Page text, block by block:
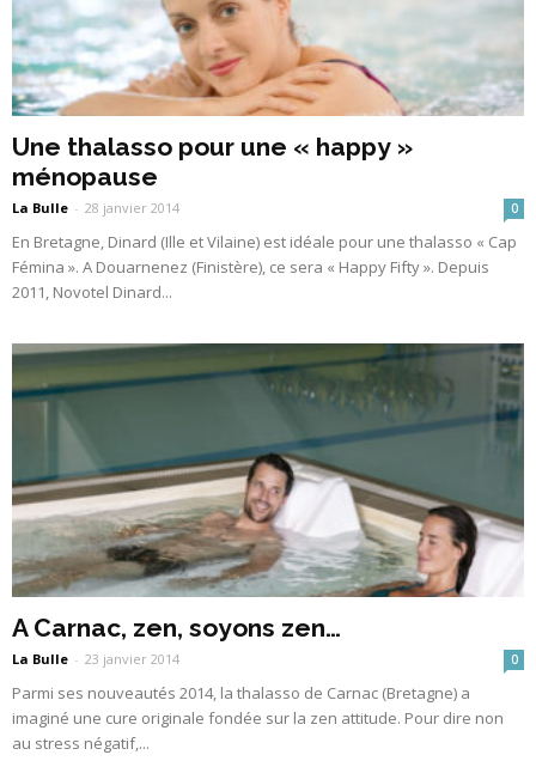
Une thalasso pour une « happy »
ménopause
La Bulle - 28 janvier 2014 0
En Bretagne, Dinard (Ille et Vilaine) est idéale pour une thalasso « Cap
Fémina ». A Douarnenez (Finistère), ce sera « Happy Fifty ». Depuis
2011, Novotel Dinard...
A Carnac, zen, soyons zen…
La Bulle - 23 janvier 2014 0
Parmi ses nouveautés 2014, la thalasso de Carnac (Bretagne) a
imaginé une cure originale fondée sur la zen attitude. Pour dire non
au stress négatif,...